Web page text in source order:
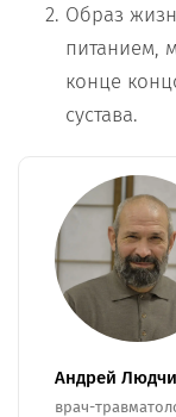
Образ
питанием,
конце
сустава.
Андрей
врач-